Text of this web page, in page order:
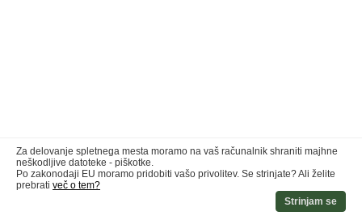
Za delovanje spletnega mesta moramo na vaš računalnik shraniti majhne
neškodljive datoteke - piškotke.
Po zakonodaji EU moramo pridobiti vašo privolitev. Se strinjate? Ali želite
prebrati več o tem?
Strinjam se